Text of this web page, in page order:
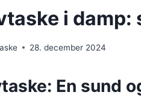
i
28. december 2024
En sund